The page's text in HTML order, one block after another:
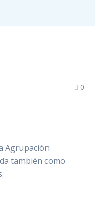
0
Agrupación
también como